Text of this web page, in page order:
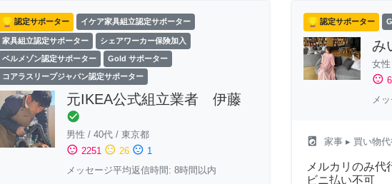
認定サポーター イケア家具組立認定サポーター
家具組立認定サポーター シェアワーカー保険加入
ベルメゾン認定サポーター Gold サポーター
コアラスリープジャパン認定サポーター
元IKEA公式組立業者 伊藤
check_circle
男性 / 40代 / 東京都
sentiment_satisfied 2251 sentiment_neutral 26 sentiment_dissatisfied 1
メッセージ平均返信時間: 8時間以内
認定サポーター
み
女性
sentiment_satisfied
メ
local_laundry_service 家事▸ 買い物代
メルカリのみ
ビニ払い不可